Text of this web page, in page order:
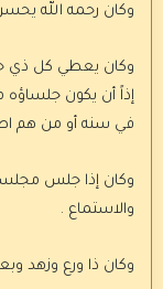
وكان رحمه الله
وكان يعطي كل ذي حق
إذاً أن يكون جلساؤه
في سنه أو من هم
وكان إذا جلس
والاستماع .
وكان ذا ورع وزهد